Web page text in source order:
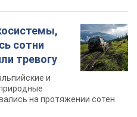
сотни
тревогу
и
на протяжении сотен